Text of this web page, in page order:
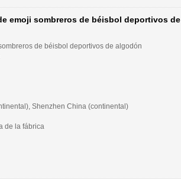
emoji sombreros de béisbol deportivos de
de béisbol deportivos de algodón
Shenzhen China (continental)
de la fábrica